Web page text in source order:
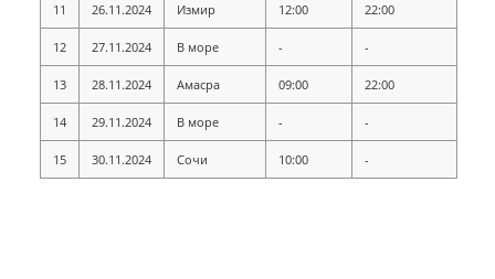
11 26.11.2024 Измир 12:00 22:00
12 27.11.2024 В море - -
13 28.11.2024 Амасра 09:00 22:00
14 29.11.2024 В море - -
15 30.11.2024 Сочи 10:00 -